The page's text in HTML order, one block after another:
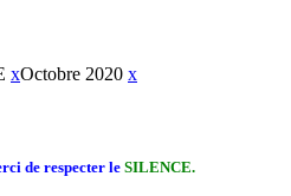
xOctobre 2020 x
de respecter le SILENCE.